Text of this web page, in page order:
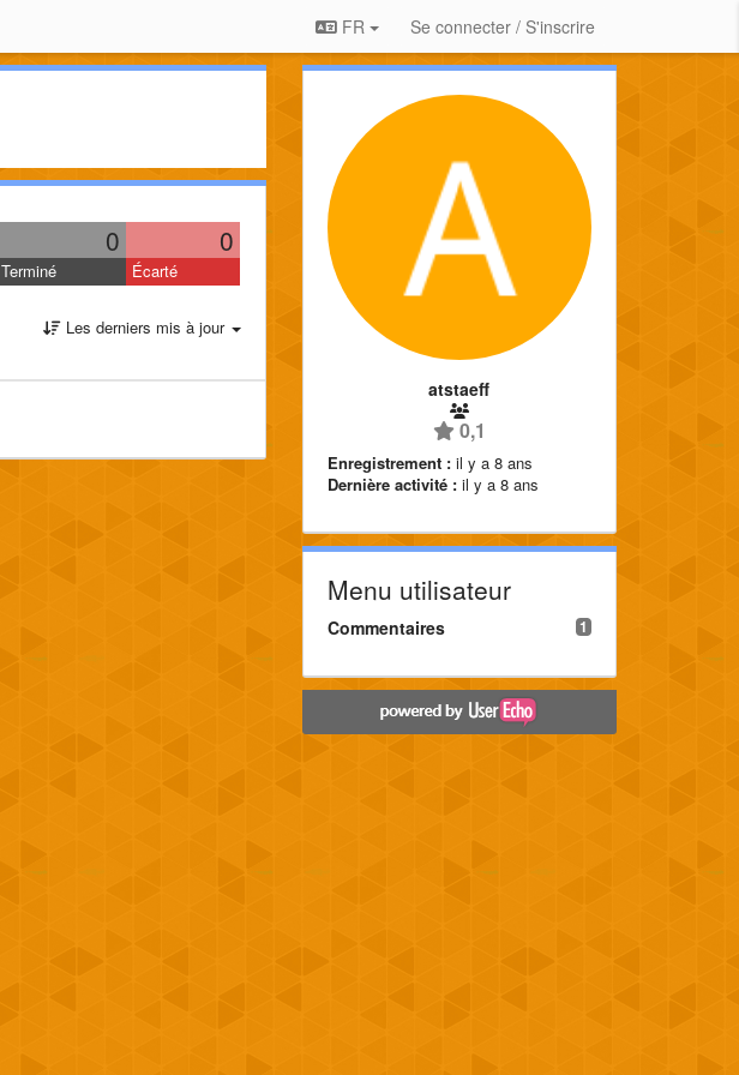
FR Se connecter / S'inscrire
0 0
Terminé Écarté
Les derniers mis à jour
atstaeff
0,1
Enregistrement : il y a 8 ans
Dernière activité : il y a 8 ans
Menu utilisateur
1
Commentaires